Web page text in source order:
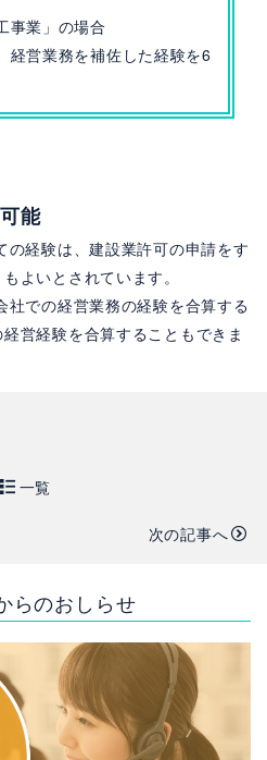
事業」の場合
経営業務を補佐した経験を6
能
の経験は、建設業許可の申請をす
よいとされています。
社での経営業務の経験を合算する
営経験を合算することもできま
一覧
次の記事へ
らのおしらせ